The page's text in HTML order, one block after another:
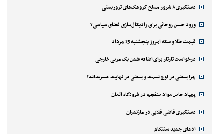
دستگیری ۸ شرور مسلح گروهک‌های تروریستی
ورود حسن روحانی برای رادیکال‌سازی فضای سیاسی؟
قیمت طلا و سکه امروز پنجشنبه 15 مرداد
درخواست تارتار برای اضافه شدن یک مربی خارجی
چرا بعضی در اوج نعمت و بعضی در نهایت حسرت‌اند؟
پهپاد حامل مواد منفجره در فرودگاه آلمان
دستگیری قاضی قلابی در مازندران
ادعای جدید سنتکام